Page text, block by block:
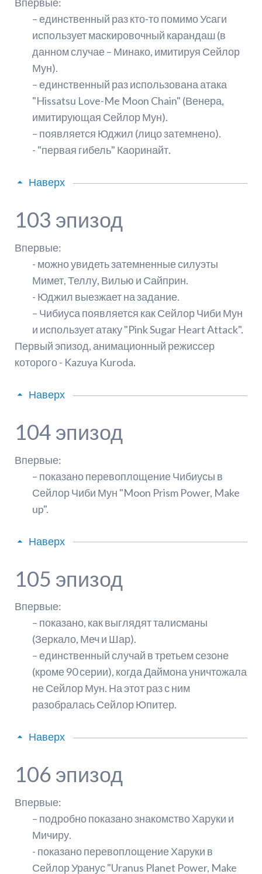
– единственный раз кто-то помимо Усаги
использует маскировочный карандаш (в
данном случае – Минако, имитируя Сейлор
Мун).
– единственный раз использована атака
"Hissatsu Love-Me Moon Chain" (Венера,
имитирующая Сейлор Мун).
– появляется Юджил (лицо затемнено).
- "первая гибель" Каоринайт.
Наверх
103 эпизод
Впервые:
- можно увидеть затемненные силуэты
Мимет, Теллу, Вилью и Сайприн.
- Юджил выезжает на задание.
– Чибиуса появляется как Сейлор Чиби Мун
и использует атаку "Pink Sugar Heart Attack".
Первый эпизод, анимационный режиссер
которого - Kazuya Kuroda.
Наверх
104 эпизод
Впервые:
– показано перевоплощение Чибиусы в
Сейлор Чиби Мун "Moon Prism Power, Make
up".
Наверх
105 эпизод
Впервые:
– показано, как выглядят талисманы
(Зеркало, Меч и Шар).
– единственный случай в третьем сезоне
(кроме 90 серии), когда Даймона уничтожала
не Сейлор Мун. На этот раз с ним
разобралась Сейлор Юпитер.
Наверх
106 эпизод
Впервые:
– подробно показано знакомство Харуки и
Мичиру.
- показано перевоплощение Харуки в
Сейлор Уранус "Uranus Planet Power, Make